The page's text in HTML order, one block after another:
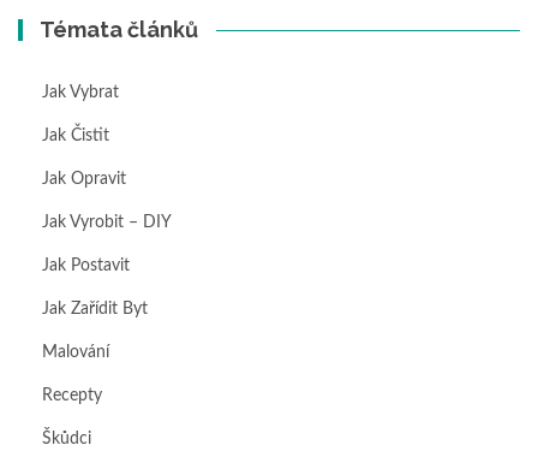
Témata článků
Jak Vybrat
Jak Čistit
Jak Opravit
Jak Vyrobit – DIY
Jak Postavit
Jak Zařídit Byt
Malování
Recepty
Škůdci